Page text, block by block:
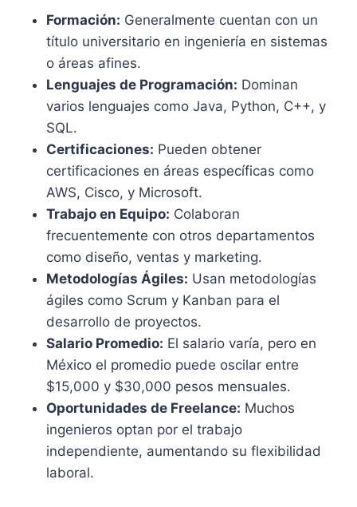
Formación: Generalmente cuentan con un
título universitario en ingeniería en sistemas
o áreas afines.
Lenguajes de Programación: Dominan
varios lenguajes como Java, Python, C++, y
SQL.
Certificaciones: Pueden obtener
certificaciones en áreas específicas como
AWS, Cisco, y Microsoft.
Trabajo en Equipo: Colaboran
frecuentemente con otros departamentos
como diseño, ventas y marketing.
Metodologías Ágiles: Usan metodologías
ágiles como Scrum y Kanban para el
desarrollo de proyectos.
Salario Promedio: El salario varía, pero en
México el promedio puede oscilar entre
$15,000 y $30,000 pesos mensuales.
Oportunidades de Freelance: Muchos
ingenieros optan por el trabajo
independiente, aumentando su flexibilidad
laboral.